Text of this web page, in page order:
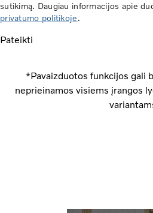
sutikimą. Daugiau informacijos apie
privatumo politikoje.
Pateikti
*Pavaizduotos funkcijos gali
neprieinamos visiems įrangos